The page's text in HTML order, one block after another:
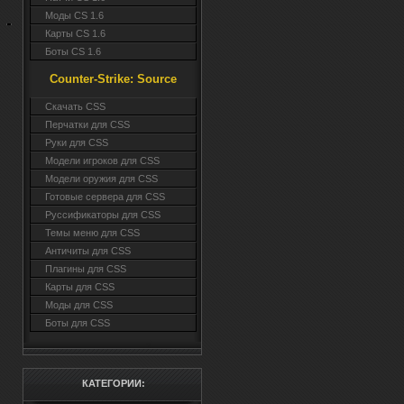
Моды CS 1.6
Карты CS 1.6
Боты CS 1.6
Counter-Strike: Source
Cкачать CSS
Перчатки для CSS
Руки для CSS
Модели игроков для CSS
Модели оружия для CSS
Готовые сервера для CSS
Руссификаторы для CSS
Темы меню для CSS
Античиты для CSS
Плагины для CSS
Карты для CSS
Моды для CSS
Боты для CSS
КАТЕГОРИИ: